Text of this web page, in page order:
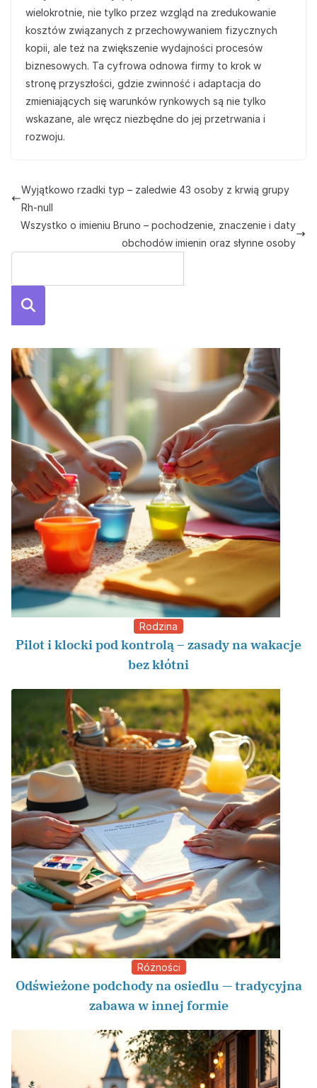
wielokrotnie, nie tylko przez wzgląd na zredukowanie
kosztów związanych z przechowywaniem fizycznych
kopii, ale też na zwiększenie wydajności procesów
biznesowych. Ta cyfrowa odnowa firmy to krok w
stronę przyszłości, gdzie zwinność i adaptacja do
zmieniających się warunków rynkowych są nie tylko
wskazane, ale wręcz niezbędne do jej przetrwania i
rozwoju.
Wyjątkowo rzadki typ – zaledwie 43 osoby z krwią grupy
Rh-null
Wszystko o imieniu Bruno – pochodzenie, znaczenie i daty
obchodów imienin oraz słynne osoby
Szuka
Rodzina
Pilot i klocki pod kontrolą – zasady na wakacje
bez kłótni
Różności
Odświeżone podchody na osiedlu — tradycyjna
zabawa w innej formie